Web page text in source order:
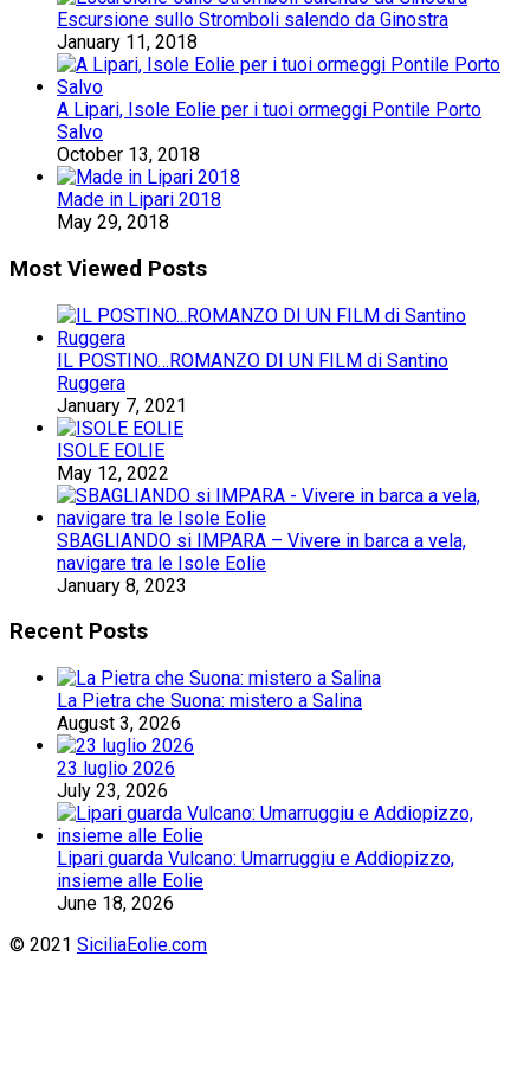
Escursione sullo Stromboli salendo da Ginostra
January 11, 2018
A Lipari, Isole Eolie per i tuoi ormeggi Pontile Porto
Salvo
October 13, 2018
Made in Lipari 2018
May 29, 2018
Most Viewed Posts
IL POSTINO…ROMANZO DI UN FILM di Santino
Ruggera
January 7, 2021
ISOLE EOLIE
May 12, 2022
SBAGLIANDO si IMPARA – Vivere in barca a vela,
navigare tra le Isole Eolie
January 8, 2023
Recent Posts
La Pietra che Suona: mistero a Salina
August 3, 2026
23 luglio 2026
July 23, 2026
Lipari guarda Vulcano: Umarruggiu e Addiopizzo,
insieme alle Eolie
June 18, 2026
© 2021 SiciliaEolie.com